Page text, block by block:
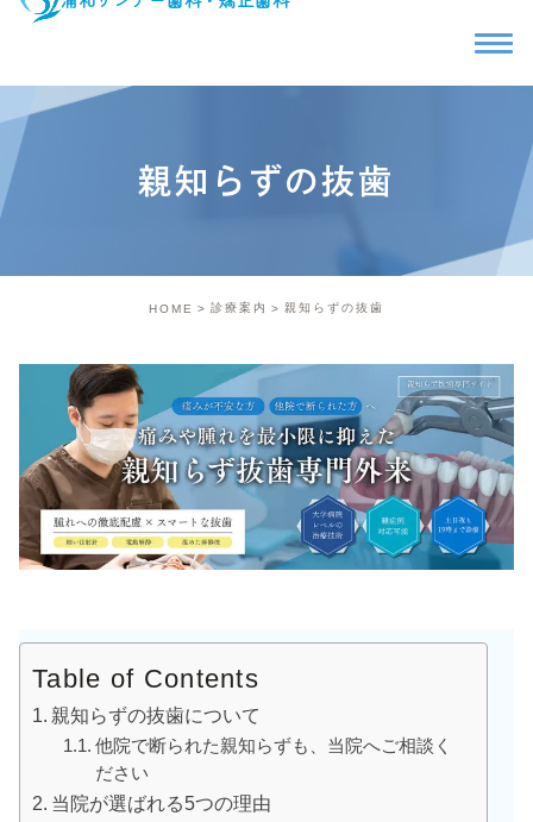
親知らずの抜歯
HOME 診療案内 親知らずの抜歯
Table of Contents
親知らずの抜歯について
他院で断られた親知らずも、当院へご相談く
ださい
当院が選ばれる5つの理由